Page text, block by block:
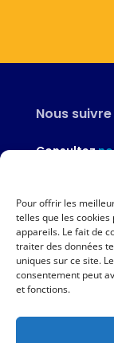
Pour offrir les
telles que les
appareils. Le fait de
traiter des données
uniques sur ce site.
consentement peut
et fonctions.
Nous suivre
Consultez
Nous
02 97
Nous écrire